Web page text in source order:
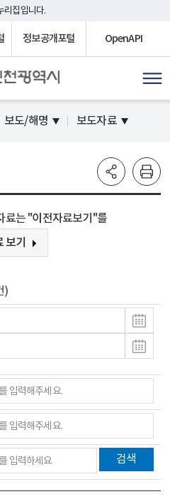
리집입니다.
정보공개포털 OpenAPI
보도/해명 보도자료
료는 "이전자료보기"를
보기
)
검색